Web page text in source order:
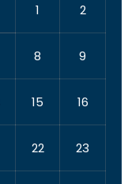
1 2
8 9
15 16
22 23